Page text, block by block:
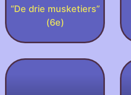
“De drie musketiers”
(6e)